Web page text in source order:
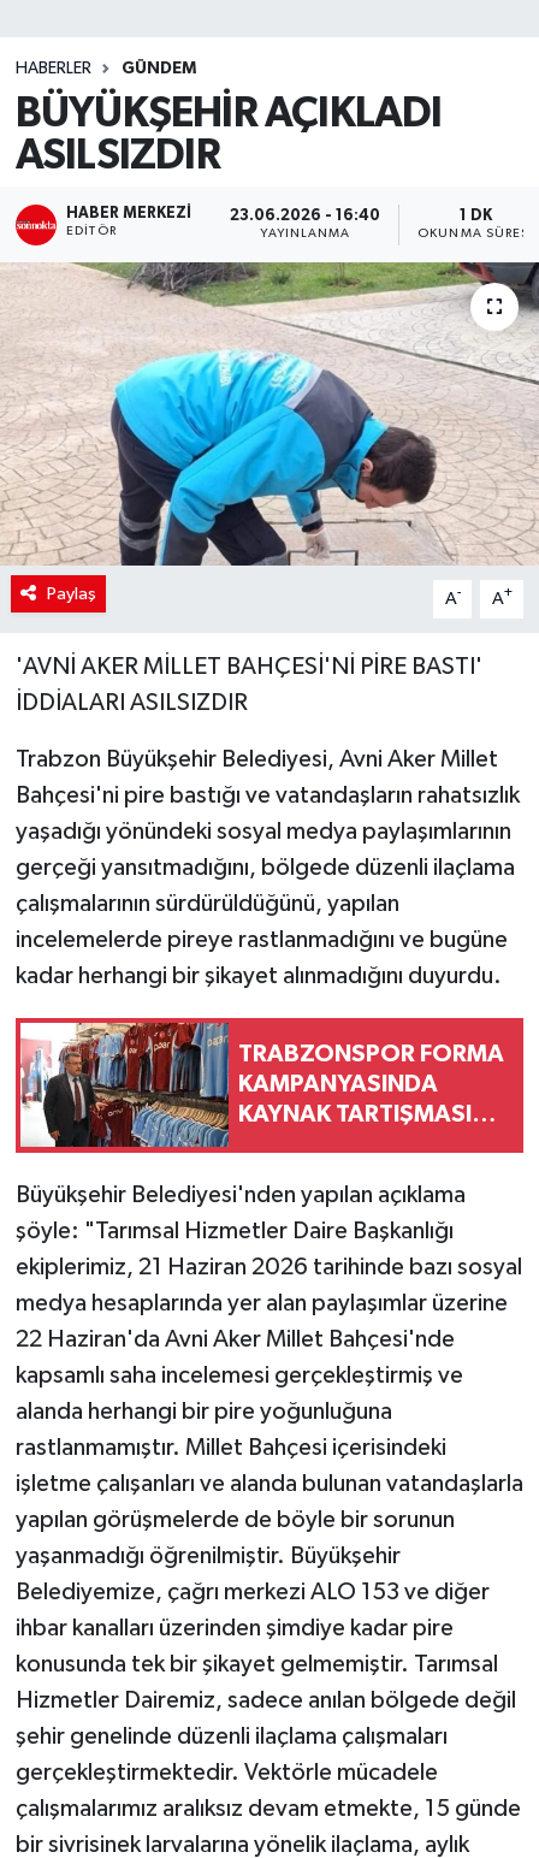
HABERLER GÜNDEM
BÜYÜKŞEHİR AÇIKLADI
ASILSIZDIR
HABER MERKEZI
EDITÖR
23.06.2026 - 16:40
YAYINLANMA
1 DK
OKUNMA SÜRESI
Paylaş A- A+
'AVNİ AKER MİLLET BAHÇESİ'Nİ PİRE BASTI'
İDDİALARI ASILSIZDIR
Trabzon Büyükşehir Belediyesi, Avni Aker Millet
Bahçesi'ni pire bastığı ve vatandaşların rahatsızlık
yaşadığı yönündeki sosyal medya paylaşımlarının
gerçeği yansıtmadığını, bölgede düzenli ilaçlama
çalışmalarının sürdürüldüğünü, yapılan
incelemelerde pireye rastlanmadığını ve bugüne
kadar herhangi bir şikayet alınmadığını duyurdu.
TRABZONSPOR FORMA
KAMPANYASINDA
KAYNAK TARTIŞMASINA
Büyükşehir Belediyesi'nden yapılan açıklama
şöyle: "Tarımsal Hizmetler Daire Başkanlığı
ekiplerimiz, 21 Haziran 2026 tarihinde bazı sosyal
medya hesaplarında yer alan paylaşımlar üzerine
22 Haziran'da Avni Aker Millet Bahçesi'nde
kapsamlı saha incelemesi gerçekleştirmiş ve
alanda herhangi bir pire yoğunluğuna
rastlanmamıştır. Millet Bahçesi içerisindeki
işletme çalışanları ve alanda bulunan vatandaşlarla
yapılan görüşmelerde de böyle bir sorunun
yaşanmadığı öğrenilmiştir. Büyükşehir
Belediyemize, çağrı merkezi ALO 153 ve diğer
ihbar kanalları üzerinden şimdiye kadar pire
konusunda tek bir şikayet gelmemiştir. Tarımsal
Hizmetler Dairemiz, sadece anılan bölgede değil
şehir genelinde düzenli ilaçlama çalışmaları
gerçekleştirmektedir. Vektörle mücadele
çalışmalarımız aralıksız devam etmekte, 15 günde
bir sivrisinek larvalarına yönelik ilaçlama, aylık
Teknoloji
TRABZON
TRABZONSPOR
Yaşam